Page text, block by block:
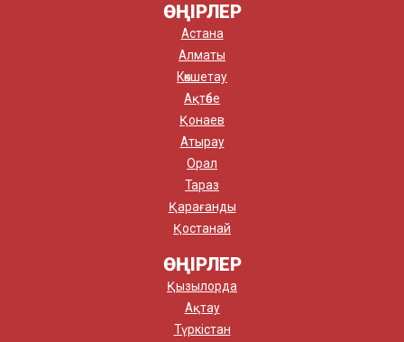
ӨҢІРЛЕР
Астана
Алматы
Көкшетау
Ақтөбе
Қонаев
Атырау
Орал
Тараз
Қарағанды
Қостанай
ӨҢІРЛЕР
Қызылорда
Ақтау
Түркістан